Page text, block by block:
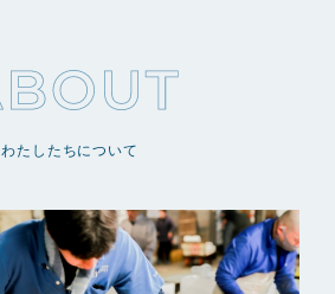
わたしたちについて